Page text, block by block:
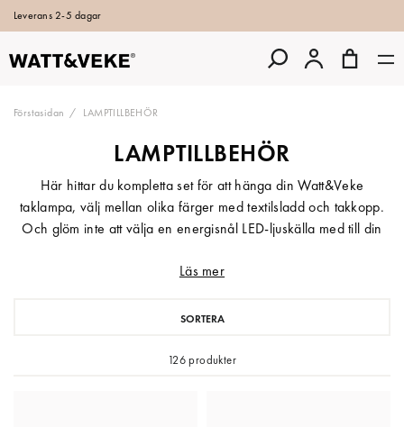
Leverans 2-5 dagar
Förstasidan LAMPTILLBEHÖR
LAMPTILLBEHÖR
Här hittar du kompletta set för att hänga din Watt&Veke
taklampa, välj mellan olika färger med textilsladd och takkopp.
Och glöm inte att välja en energisnål LED-ljuskälla med till din
Läs mer
SORTERA
126 produkter